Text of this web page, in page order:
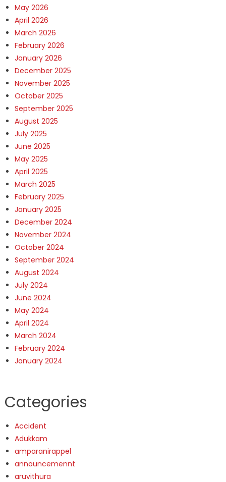
May 2026
April 2026
March 2026
February 2026
January 2026
December 2025
November 2025
October 2025
September 2025
August 2025
July 2025
June 2025
May 2025
April 2025
March 2025
February 2025
January 2025
December 2024
November 2024
October 2024
September 2024
August 2024
July 2024
June 2024
May 2024
April 2024
March 2024
February 2024
January 2024
Categories
Accident
Adukkam
amparanirappel
announcemennt
aruvithura